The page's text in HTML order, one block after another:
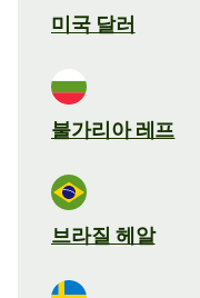
미국 달러
불가리아 레프
브라질 헤알